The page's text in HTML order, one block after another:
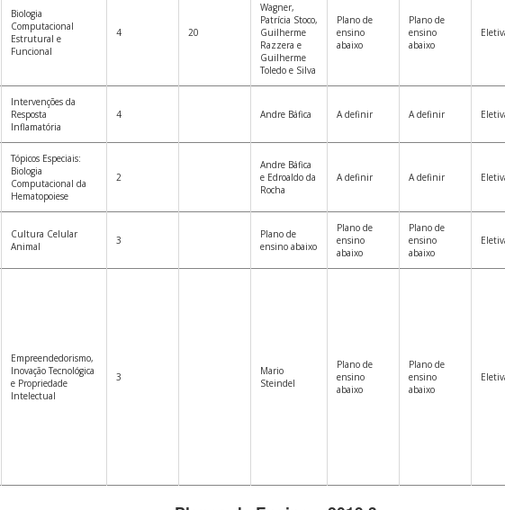
Biologia
Computacional
Estrutural e
Funcional
4 20
Wagner,
Patrícia Stoco,
Guilherme
Razzera e
Guilherme
Toledo e Silva
Plano de
ensino
abaixo
Plano de
ensino
abaixo
Intervenções da
Resposta
Inflamatória
4 Andre Báfica A definir A definir
Tópicos Especiais:
Biologia
Computacional da
Hematopoiese
2
Andre Báfica
e Edroaldo da
Rocha
A definir A definir
Cultura Celular
Animal
3
Plano de
ensino abaixo
Plano de
ensino
abaixo
Plano de
ensino
abaixo
Empreendedorismo,
Inovação Tecnológica
e Propriedade
Intelectual
3
Mario
Steindel
Plano de
ensino
abaixo
Plano de
ensino
abaixo